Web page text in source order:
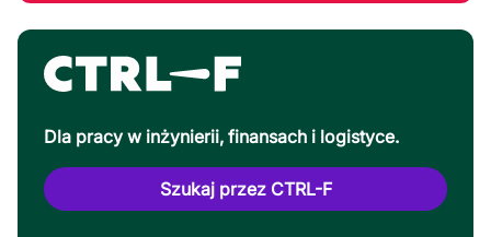
Dla pracy w inżynierii, finansach i logistyce.
Szukaj przez CTRL-F